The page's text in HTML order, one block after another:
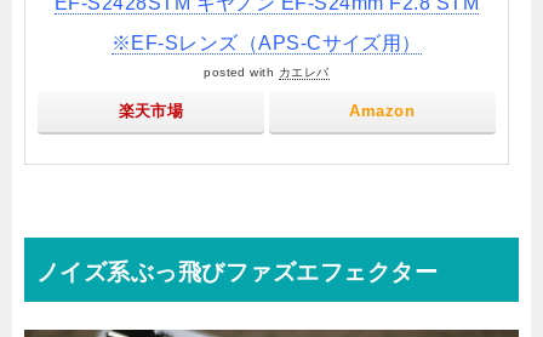
※EF-Sレンズ（APS-Cサイズ用）
posted with カエレバ
楽天市場 Amazon
ノイズ系ぶっ飛びファズエフェクター